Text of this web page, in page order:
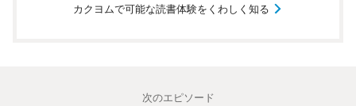
カクヨムで可能な読書体験をくわしく知る
次のエピソード